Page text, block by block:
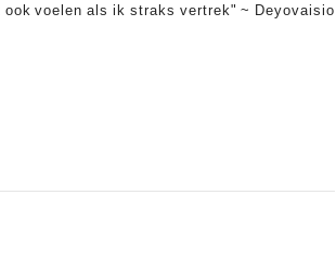
ook voelen als ik straks vertrek" ~ Deyovaisio